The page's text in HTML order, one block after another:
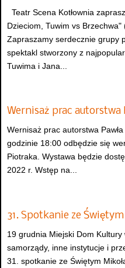
Teatr Scena Kotłownia
Dzieciom, Tuwim vs
Zapraszamy serdecznie grupy
spektakl stworzony z
Tuwima i Jana...
Wernisaż prac autorstwa
Wernisaż prac autorstwa
godzinie 18:00 odbędzie się
Piotraka. Wystawa będzie
2022 r. Wstęp na...
31. Spotkanie ze
19 grudnia Miejski Dom
samorządy, inne instytucje i
31. spotkanie ze Świętym